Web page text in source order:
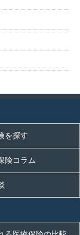
を探す
険コラム